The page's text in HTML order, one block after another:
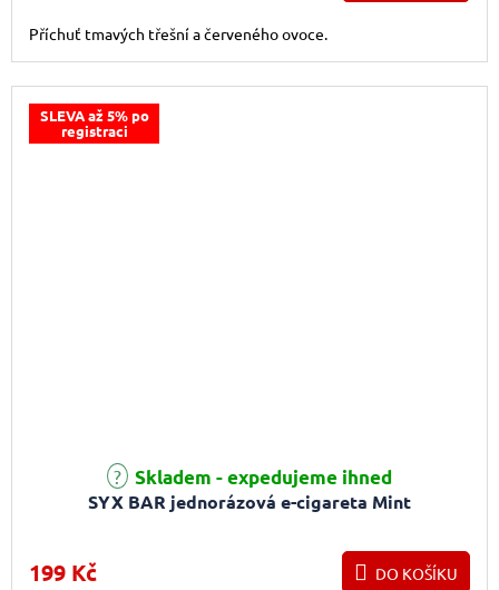
Příchuť tmavých třešní a červeného ovoce.
SLEVA až 5% po
registraci
SYX BAR jednorázová e-cigareta Mint
Skladem - expedujeme ihned
199 Kč DO KOŠÍKU